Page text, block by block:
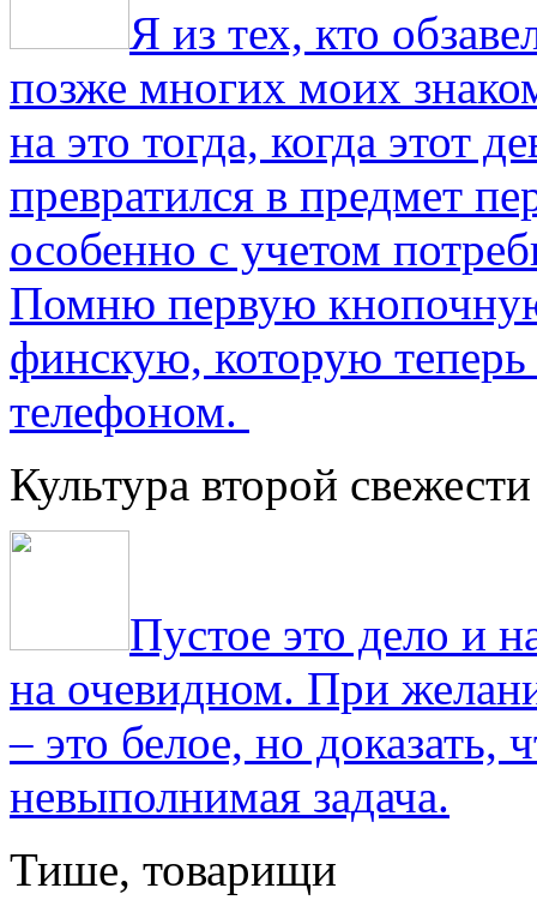
Я из тех, кто
позже многих моих
на это тогда, когда этот
превратился в предмет
особенно с учетом
Помню первую
финскую, которую
телефоном.
Культура второй свежести
Пустое это дело и
на очевидном. При
– это белое, но доказать,
невыполнимая задача.
Тише, товарищи